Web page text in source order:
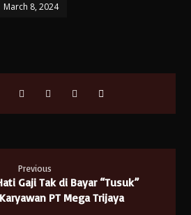
March 8, 2024
Previous
Gaji Tak di Bayar “Tusuk”
PT Mega Trijaya